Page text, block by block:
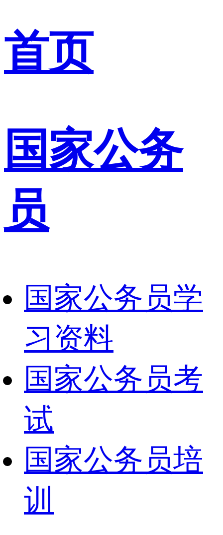
首页
国家公务
员
国家公务员学
习资料
国家公务员考
试
国家公务员培
训